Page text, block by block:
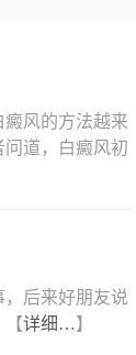
风的方法越来
道，白癜风初
后来好朋友说
【详细…】